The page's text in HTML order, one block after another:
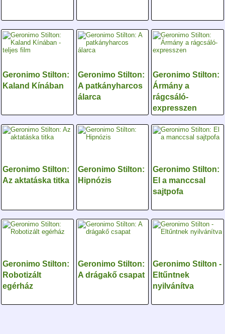
Geronimo Stilton:
Kaland Kínában
Geronimo Stilton:
A patkányharcos
álarca
Geronimo Stilton:
Ármány a
rágcsáló-
expresszen
Geronimo Stilton:
Az aktatáska titka
Geronimo Stilton:
Hipnózis
Geronimo Stilton:
El a manccsal
sajtpofa
Geronimo Stilton:
Robotizált
egérház
Geronimo Stilton:
A drágakő csapat
Geronimo Stilton -
Eltűntnek
nyilvánítva